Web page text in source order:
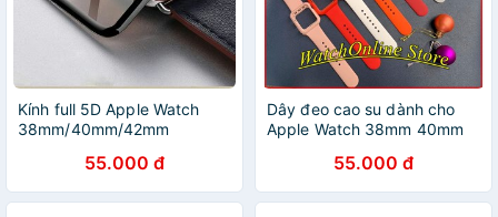
Kính full 5D Apple Watch
38mm/40mm/42mm
55.000 đ
Dây đeo cao su dành cho
Apple Watch 38mm 40mm
55.000 đ